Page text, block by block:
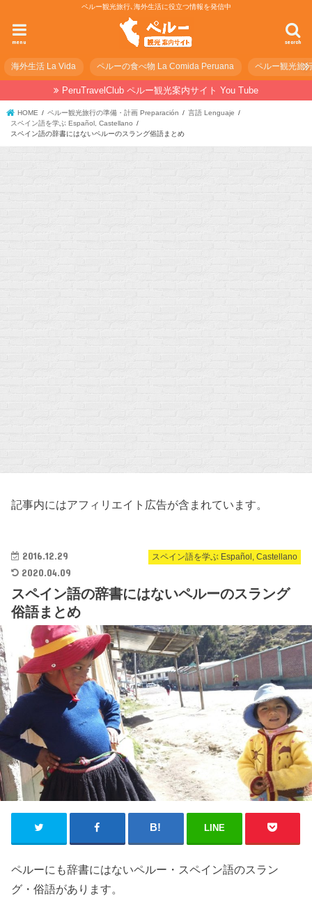
ペルー観光旅行､海外生活に役立つ情報を発信中
search
menu
海外生活 La Vida ペルーの食べ物 La Comida Peruana ペルー観光旅
PeruTravelClub ペルー観光案内サイト You Tube
HOME ペルー観光旅行の準備・計画 Preparación
言語 Lenguaje
スペイン語を学ぶ Español, Castellano
スペイン語の辞書にはないペルーのスラング俗語まとめ
記事内にはアフィリエイト広告が含まれています。
スペイン語を学ぶ Español, Castellano
2016.12.29
2020.04.09
スペイン語の辞書にはないペルーのスラング
俗語まとめ
LINE
ペルーにも辞書にはないペルー・スペイン語のスラン
グ・俗語があります。